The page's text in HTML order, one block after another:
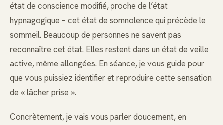
état de conscience modifié, proche de l’état
hypnagogique – cet état de somnolence qui précède le
sommeil. Beaucoup de personnes ne savent pas
reconnaître cet état. Elles restent dans un état de veille
active, même allongées. En séance, je vous guide pour
que vous puissiez identifier et reproduire cette sensation
de « lâcher prise ».
Concrètement, je vais vous parler doucement, en